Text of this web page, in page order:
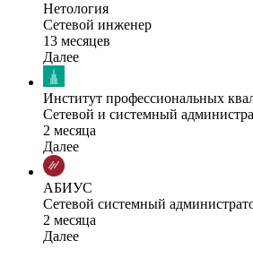
Нетология
Сетевой инженер
13 месяцев
Далее
Институт профессиональных
Сетевой и системный
2 месяца
Далее
АБИУС
Сетевой системный
2 месяца
Далее